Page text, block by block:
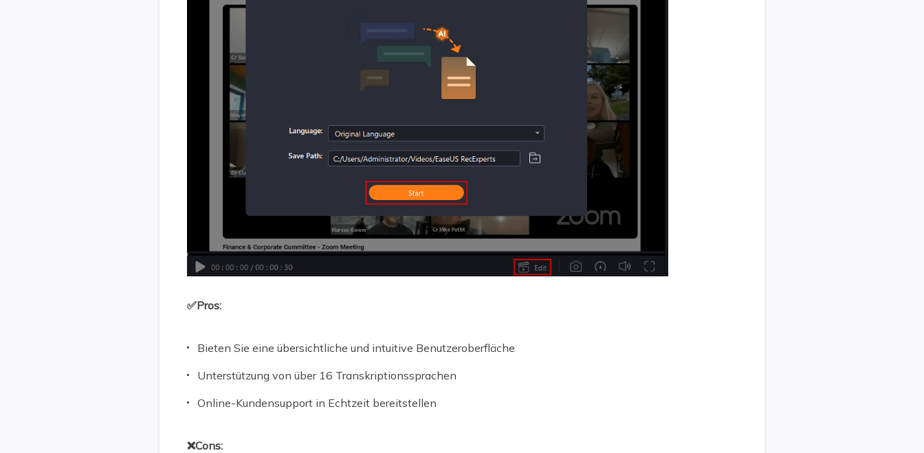
✅Pros:
Bieten Sie eine übersichtliche und intuitive Benutzeroberfläche
Unterstützung von über 16 Transkriptionssprachen
Online-Kundensupport in Echtzeit bereitstellen
❌Cons: